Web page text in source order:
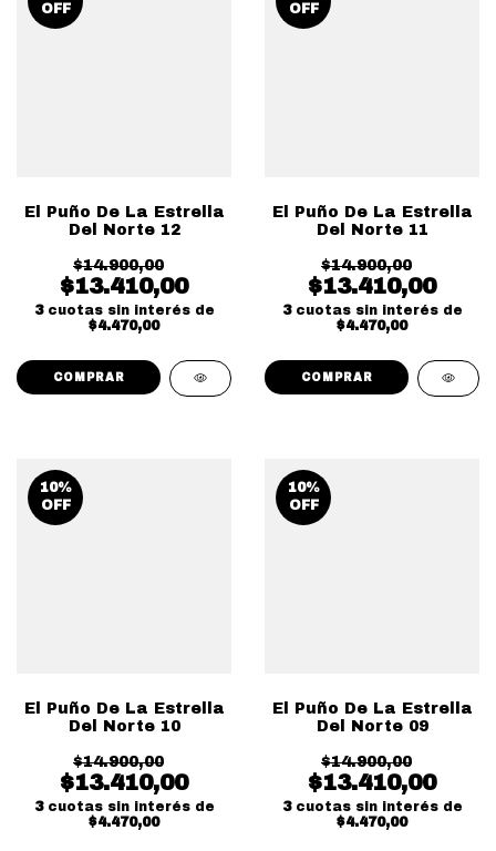
OFF
El Puño De La Estrella
Del Norte 12
$14.900,00
$13.410,00
3 cuotas sin interés de
$4.470,00
OFF
El Puño De La Estrella
Del Norte 11
$14.900,00
$13.410,00
3 cuotas sin interés de
$4.470,00
10%
OFF
El Puño De La Estrella
Del Norte 10
$14.900,00
$13.410,00
3 cuotas sin interés de
$4.470,00
10%
OFF
El Puño De La Estrella
Del Norte 09
$14.900,00
$13.410,00
3 cuotas sin interés de
$4.470,00